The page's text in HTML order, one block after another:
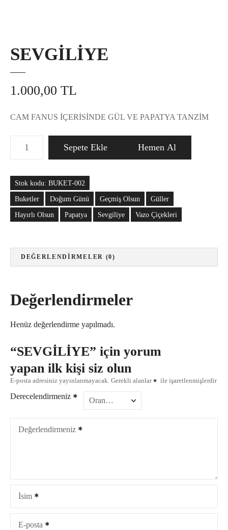
SEVGİLİYE
1.000,00 TL
CAM FANUS İÇERİSİNDE GÜL VE PAPATYA TANZİM
G
İ
Sepete Ekle Hemen Al
Stok kodu: BUKET-002
Buketler
Doğum Günü Geçmiş Olsun
Güller
Hayırlı Olsun
Papatya Sevgiliye Vazo Çiçekleri
DEĞERLENDIRMELER (0)
Değerlendirmeler
Henüz değerlendirme yapılmadı.
“SEVGİLİYE” için yorum
yapan ilk kişi siz olun
E-posta adresiniz yayınlanmayacak. Gerekli alanlar ile işaretlenmişlerdir
Derecelendirmeniz
Değerlendirmeniz
İsim
E-posta